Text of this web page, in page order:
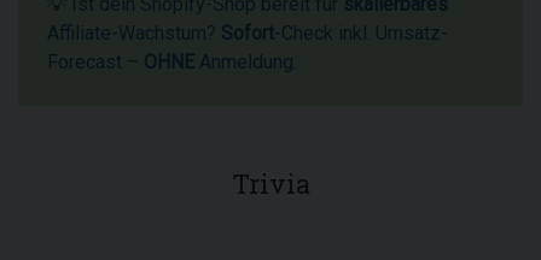
Affiliate-Wachstum? Sofort-Check inkl. Umsatz-
Forecast – OHNE Anmeldung.
Trivia